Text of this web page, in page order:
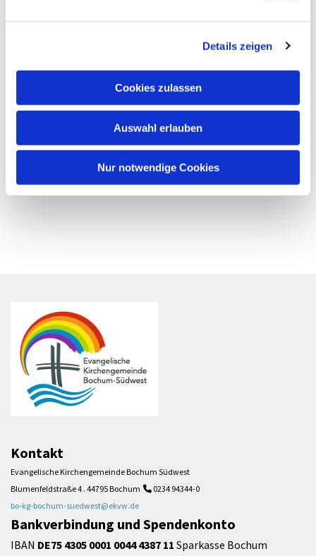
Details zeigen
Cookies zulassen
Auswahl erlauben
Nur notwendige Cookies
Kontakt
Evangelische Kirchengemeinde Bochum Südwest
Blumenfeldstraße 4 . 44795 Bochum  0234 94344-0
bo-kg-bochum-suedwest@ekvw.de
Bankverbindung und Spendenkonto
IBAN DE75 4305 0001 0044 4387 11 Sparkasse Bochum